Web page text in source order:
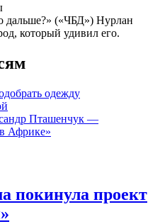
дальше?» («ЧБД») Нурлан
который удивил его.
одежду
Пташенчук —
Африке»
покинула проект